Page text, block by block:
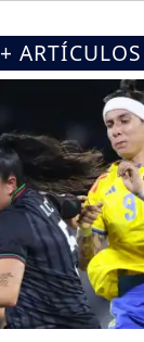
+ ARTÍCULOS